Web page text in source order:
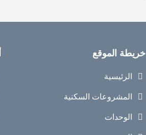
خريطة الموقع
الرئيسية
المشروعات السكنية
الوحدات